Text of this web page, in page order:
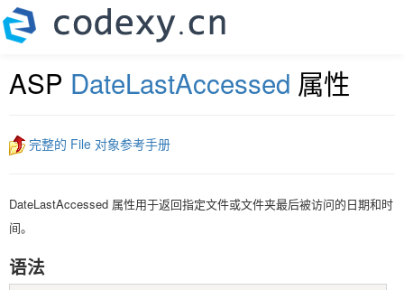
ASP DateLastAccessed 属性
完整的 File 对象参考手册
DateLastAccessed 属性用于返回指定文件或文件夹最后被访问的日期和时
间。
语法